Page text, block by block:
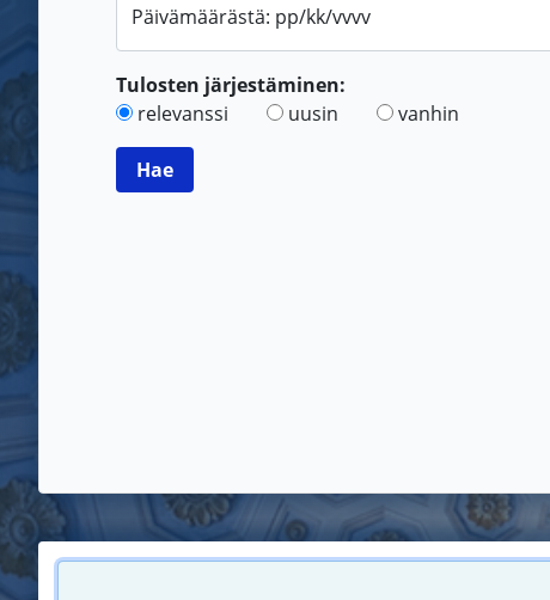
Päivämäärästä: pp/kk/vvvv
Tulosten järjestäminen:
relevanssi
uusin vanhin